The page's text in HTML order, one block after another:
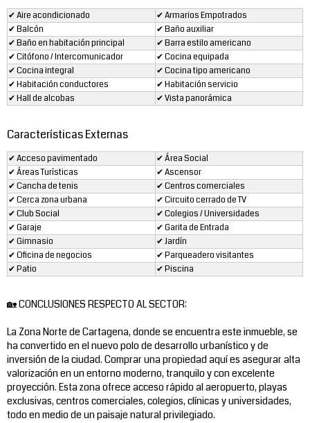
✔ Aire acondicionado
✔ Armarios Empotrados
✔ Balcón
✔ Baño auxiliar
✔ Baño en habitación principal
✔ Barra estilo americano
✔ Citófono / Intercomunicador
✔ Cocina equipada
✔ Cocina integral
✔ Cocina tipo americano
✔ Habitación conductores
✔ Habitación servicio
✔ Hall de alcobas
✔ Vista panorámica
Características Externas
✔ Acceso pavimentado
✔ Área Social
✔ Áreas Turísticas
✔ Ascensor
✔ Cancha de tenis
✔ Centros comerciales
✔ Cerca zona urbana
✔ Circuito cerrado de TV
✔ Club Social
✔ Colegios / Universidades
✔ Garaje
✔ Garita de Entrada
✔ Gimnasio
✔ Jardín
✔ Oficina de negocios
✔ Parqueadero visitantes
✔ Patio
✔ Piscina
🏡 CONCLUSIONES RESPECTO AL SECTOR:
La Zona Norte de Cartagena, donde se encuentra este inmueble, se
ha convertido en el nuevo polo de desarrollo urbanístico y de
inversión de la ciudad. Comprar una propiedad aquí es asegurar alta
valorización en un entorno moderno, tranquilo y con excelente
proyección. Esta zona ofrece acceso rápido al aeropuerto, playas
exclusivas, centros comerciales, colegios, clínicas y universidades,
todo en medio de un paisaje natural privilegiado.